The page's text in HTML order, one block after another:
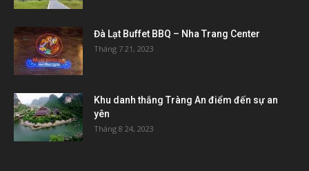
Đà Lạt Buffet BBQ – Nha Trang Center
Tháng 7 21, 2023
Khu danh thắng Tràng An điểm đến sự an
yên
Tháng 8 24, 2023